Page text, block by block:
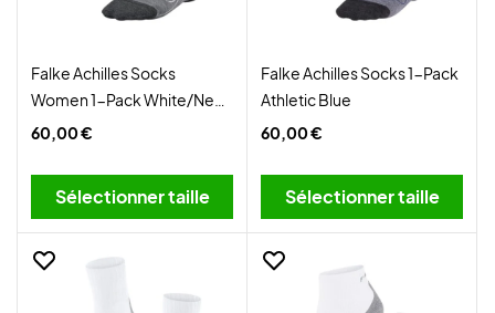
Falke Achilles Socks
Women 1-Pack White/Neon
Red
60,00 €
Sélectionner taille
Falke Achilles Socks 1-Pack
Athletic Blue
60,00 €
Sélectionner taille